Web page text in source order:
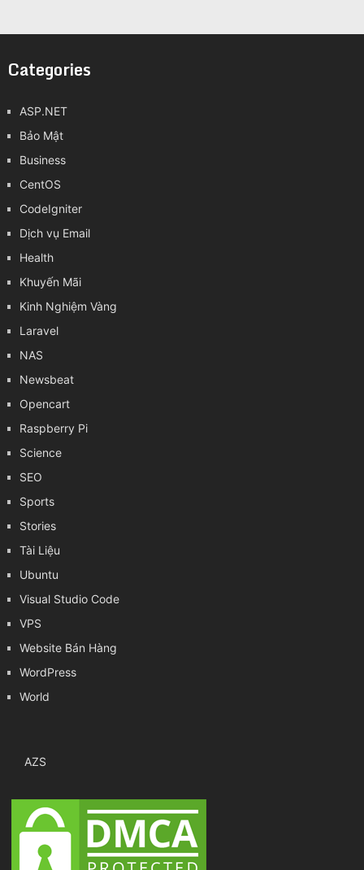
Categories
ASP.NET
Bảo Mật
Business
CentOS
CodeIgniter
Dịch vụ Email
Health
Khuyến Mãi
Kinh Nghiệm Vàng
Laravel
NAS
Newsbeat
Opencart
Raspberry Pi
Science
SEO
Sports
Stories
Tài Liệu
Ubuntu
Visual Studio Code
VPS
Website Bán Hàng
WordPress
World
AZS